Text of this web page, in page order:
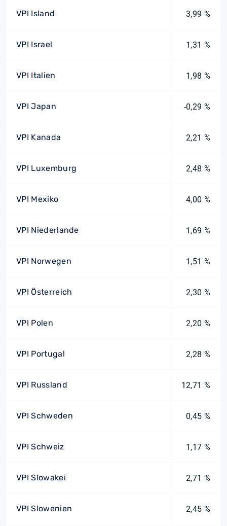
VPI Island 3,99 %
VPI Israel 1,31 %
VPI Italien 1,98 %
VPI Japan -0,29 %
VPI Kanada 2,21 %
VPI Luxemburg 2,48 %
VPI Mexiko 4,00 %
VPI Niederlande 1,69 %
VPI Norwegen 1,51 %
VPI Österreich 2,30 %
VPI Polen 2,20 %
VPI Portugal 2,28 %
VPI Russland 12,71 %
VPI Schweden 0,45 %
VPI Schweiz 1,17 %
VPI Slowakei 2,71 %
VPI Slowenien 2,45 %